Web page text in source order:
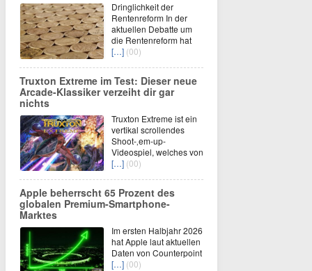
Dringlichkeit der
Rentenreform In der
aktuellen Debatte um
die Rentenreform hat
[…] (00)
Truxton Extreme im Test: Dieser neue
Arcade-Klassiker verzeiht dir gar
nichts
Truxton Extreme ist ein
vertikal scrollendes
Shoot-‚em-up-
Videospiel, welches von
[…] (00)
Apple beherrscht 65 Prozent des
globalen Premium-Smartphone-
Marktes
Im ersten Halbjahr 2026
hat Apple laut aktuellen
Daten von Counterpoint
[…] (00)